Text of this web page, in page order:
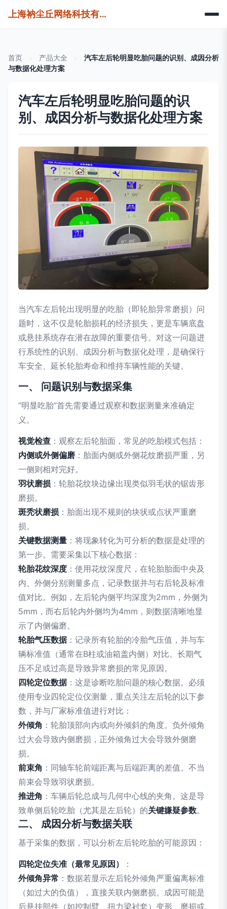
上海衲尘丘网络科技有限公司
首页 产品大全
汽车左后轮明显吃胎问题的识别、成因分析
与数据化处理方案
汽车左后轮明显吃胎问题的识
别、成因分析与数据化处理方案
当汽车左后轮出现明显的吃胎（即轮胎异常磨损）问
题时，这不仅是轮胎损耗的经济损失，更是车辆底盘
或悬挂系统存在潜在故障的重要信号。对这一问题进
行系统性的识别、成因分析与数据化处理，是确保行
车安全、延长轮胎寿命和维持车辆性能的关键。
一、 问题识别与数据采集
“明显吃胎”首先需要通过观察和数据测量来准确定
义。
视觉检查 ：观察左后轮胎面，常见的吃胎模式包括：
内侧或外侧偏磨 ：胎面内侧或外侧花纹磨损严重，另
一侧则相对完好。
羽状磨损 ：轮胎花纹块边缘出现类似羽毛状的锯齿形
磨损。
斑秃状磨损 ：胎面出现不规则的块状或点状严重磨
损。
关键数据测量 ：将现象转化为可分析的数据是处理的
第一步。需要采集以下核心数据：
轮胎花纹深度 ：使用花纹深度尺，在轮胎胎面中央及
内、外侧分别测量多点，记录数据并与右后轮及标准
值对比。例如，左后轮内侧平均深度为2mm，外侧为
5mm，而右后轮内外侧均为4mm，则数据清晰地显
示了内侧偏磨。
轮胎气压数据：记录所有轮胎的冷胎气压值，并与车
辆标准值（通常在B柱或油箱盖内侧）对比。长期气
压不足或过高是导致异常磨损的常见原因。
四轮定位数据：这是诊断吃胎问题的核心数据。必须
使用专业四轮定位仪测量，重点关注左后轮的以下参
数，并与厂家标准值进行对比：
外倾角 ：轮胎顶部向内或向外倾斜的角度。负外倾角
过大会导致内侧磨损，正外倾角过大会导致外侧磨
损。
前束角 ：同轴车轮前端距离与后端距离的差值。不当
前束会导致羽状磨损。
推进角 ：车辆后轮总成与几何中心线的夹角。这是导
致单侧后轮吃胎（尤其是左后轮）的关键嫌疑参数。
二、 成因分析与数据关联
基于采集的数据，可以分析左后轮吃胎的可能原因：
四轮定位失准（最常见原因）
：
外倾角异常 ：数据若显示左后轮外倾角严重偏离标准
（如过大的负值），直接关联内侧磨损。成因可能是
后悬挂部件（如控制臂、扭力梁衬套）变形、磨损或